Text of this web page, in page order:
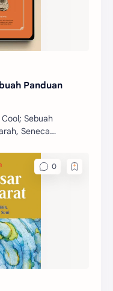
Panduan
Sebuah
Seneca